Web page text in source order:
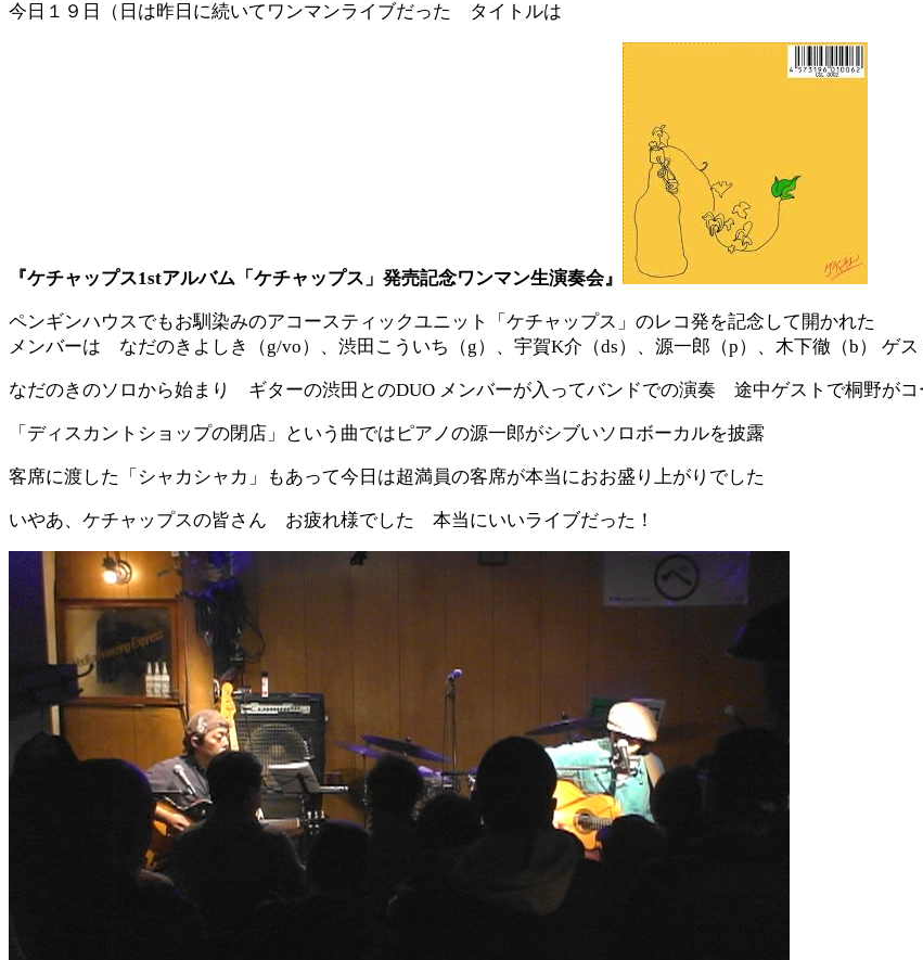
今日１９日（日は昨日に続いてワンマンライブだった タイトルは
『ケチャップス1stアルバム「ケチャップス」発売記念ワンマン生演奏会』
ペンギンハウスでもお馴染みのアコースティックユニット「ケチャップス」のレコ発を記念して開かれた
メンバーは なだのきよしき（g/vo）、渋田こういち（g）、宇賀K介（ds）、源一郎（p）、木下徹（b） ゲス
なだのきのソロから始まり ギターの渋田とのDUO メンバーが入ってバンドでの演奏 途中ゲストで桐野がコ
「ディスカントショップの閉店」という曲ではピアノの源一郎がシブいソロボーカルを披露
客席に渡した「シャカシャカ」もあって今日は超満員の客席が本当におお盛り上がりでした
いやあ、ケチャップスの皆さん お疲れ様でした 本当にいいライブだった！